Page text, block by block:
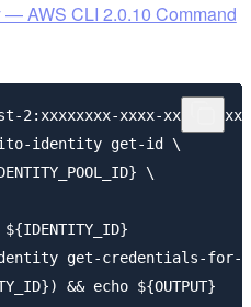
AWS CLI 2.0.10 Command
2:xxxxxxxx-xxxx-xxxx-
identity get-id \
\
identity get-credentials-